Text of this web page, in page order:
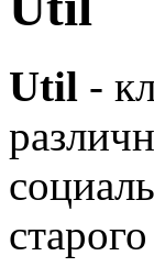
Util -